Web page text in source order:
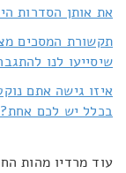
את אותן הסדרות
שיסייעו לנו
איזו גישה אתם
בכלל יש לכם אחת?
עוד מרדיו מהות